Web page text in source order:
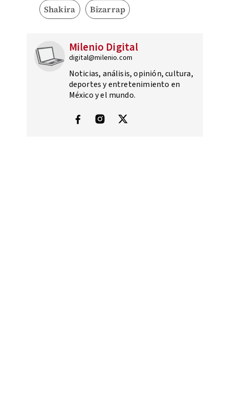
Shakira Bizarrap
Milenio Digital
digital@milenio.com
Noticias, análisis, opinión, cultura,
deportes y entretenimiento en
México y el mundo.